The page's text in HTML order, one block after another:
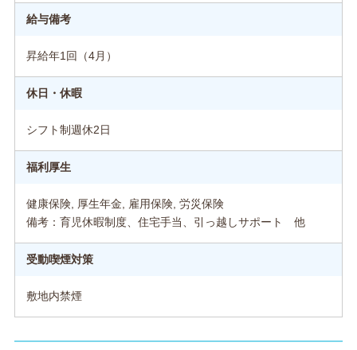
給与備考
昇給年1回（4月）
休日・休暇
シフト制週休2日
福利厚生
健康保険, 厚生年金, 雇用保険, 労災保険
備考：育児休暇制度、住宅手当、引っ越しサポート 他
受動喫煙対策
敷地内禁煙